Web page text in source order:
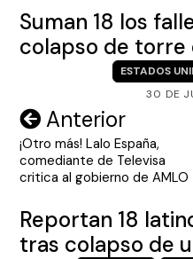
Suman 18 los
colapso de torre
ESTADOS
30 DE
Navegación
de
entradas
Anterior
¡Otro más! Lalo España,
comediante de Televisa
critica al gobierno de AMLO
Reportan 18
tras colapso de